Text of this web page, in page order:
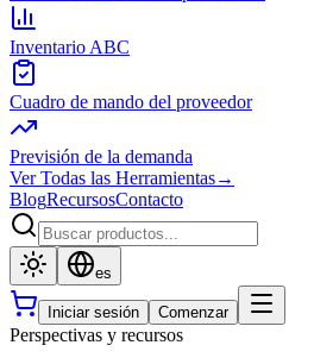
Inventario ABC
Cuadro de mando del proveedor
Previsión de la demanda
Ver Todas las Herramientas→
BlogRecursosContacto
es
Iniciar sesión Comenzar
Perspectivas y recursos